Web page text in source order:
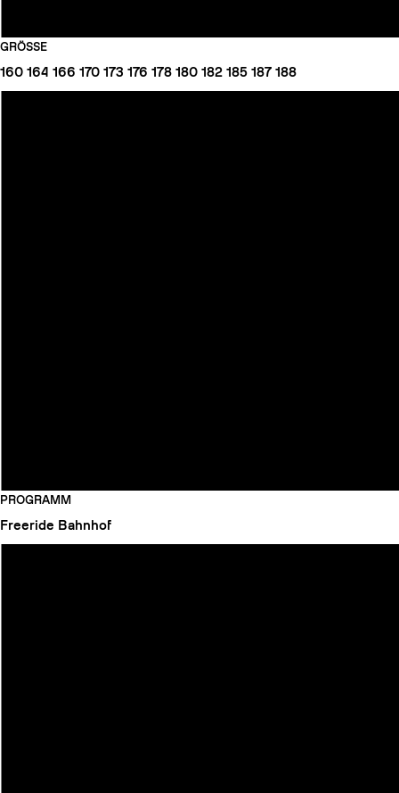
GRÖSSE
160 164 166 170 173 176 178 180 182 185 187 188
PROGRAMM
Freeride Bahnhof